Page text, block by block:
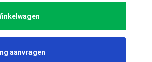
aanvragen